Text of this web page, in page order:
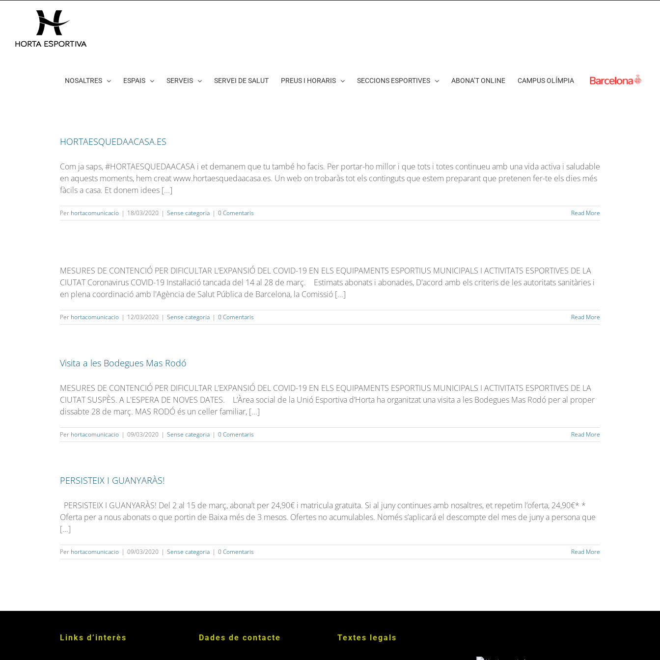
NOSALTRES ESPAIS SERVEIS SERVEI DE SALUT PREUS I HORARIS SECCIONS ESPORTIVES ABONA’T ONLINE CAMPUS OLÍMPIA
HORTAESQUEDAACASA.ES
Com ja saps, #HORTAESQUEDAACASA i et demanem que tu també ho facis. Per portar-ho millor i que tots i totes continueu amb una vida activa i saludable
en aquests moments, hem creat www.hortaesquedaacasa.es. Un web on trobaràs tot els continguts que estem preparant que pretenen fer-te els dies més
fàcils a casa. Et donem idees [...]
Per hortacomunicacio | 18/03/2020 | Sense categoria | 0 Comentaris Read More
MESURES DE CONTENCIÓ PER DIFICULTAR L’EXPANSIÓ DEL COVID-19 EN ELS EQUIPAMENTS ESPORTIUS MUNICIPALS I ACTIVITATS ESPORTIVES DE LA
CIUTAT Coronavirus COVID-19 Instal·lació tancada del 14 al 28 de març. Estimats abonats i abonades, D'acord amb els criteris de les autoritats sanitàries i
en plena coordinació amb l'Agència de Salut Pública de Barcelona, la Comissió [...]
Per hortacomunicacio | 12/03/2020 | Sense categoria | 0 Comentaris Read More
Visita a les Bodegues Mas Rodó
MESURES DE CONTENCIÓ PER DIFICULTAR L’EXPANSIÓ DEL COVID-19 EN ELS EQUIPAMENTS ESPORTIUS MUNICIPALS I ACTIVITATS ESPORTIVES DE LA
CIUTAT SUSPÈS. A L'ESPERA DE NOVES DATES. L’Àrea social de la Unió Esportiva d’Horta ha organitzat una visita a les Bodegues Mas Rodó per al proper
dissabte 28 de març. MAS RODÓ és un celler familiar, [...]
Per hortacomunicacio | 09/03/2020 | Sense categoria | 0 Comentaris Read More
PERSISTEIX I GUANYARÀS!
PERSISTEIX I GUANYARÀS! Del 2 al 15 de març, abona’t per 24,90€ i matricula gratuïta. Si al juny continues amb nosaltres, et repetim l’oferta, 24,90€* *
Oferta per a nous abonats o que portin de Baixa més de 3 mesos. Ofertes no acumulables. Només s’aplicará el descompte del mes de juny a persona que
[...]
Per hortacomunicacio | 09/03/2020 | Sense categoria | 0 Comentaris Read More
Links d’interès Dades de contacte Textes legals